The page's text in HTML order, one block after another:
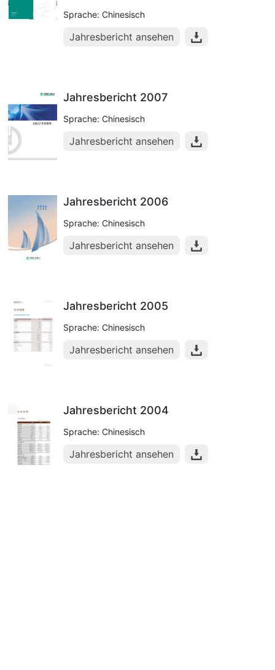
Sprache: Chinesisch
Jahresbericht ansehen
Jahresbericht 2007
Sprache: Chinesisch
Jahresbericht ansehen
Jahresbericht 2006
Sprache: Chinesisch
Jahresbericht ansehen
Jahresbericht 2005
Sprache: Chinesisch
Jahresbericht ansehen
Jahresbericht 2004
Sprache: Chinesisch
Jahresbericht ansehen